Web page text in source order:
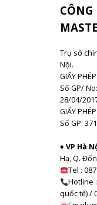
CÔNG
Trụ sở
Nội.
GIẤY
Số GP/
28/04/
GIẤY
Số GP:
♦ VP Hà
Hạ, Q.
Tel :
Hotline
quốc tế) /